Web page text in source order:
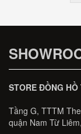
STORE ĐỒNG HỒ
Tầng G, TTTM
quận Nam Từ